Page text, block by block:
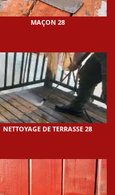
MAÇON 28
NETTOYAGE DE TERRASSE 28